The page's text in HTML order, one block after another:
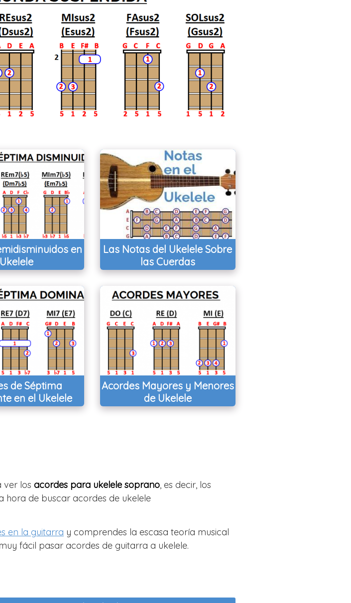
en
Ukelele
Las Notas del Ukelele Sobre
las Cuerdas
de Séptima
en el Ukelele
Acordes Mayores y Menores
de Ukelele
ver los acordes para ukelele soprano, es decir, los
hora de buscar acordes de ukelele
en la guitarra y comprendes la escasa teoría musical
fácil pasar acordes de guitarra a ukelele.